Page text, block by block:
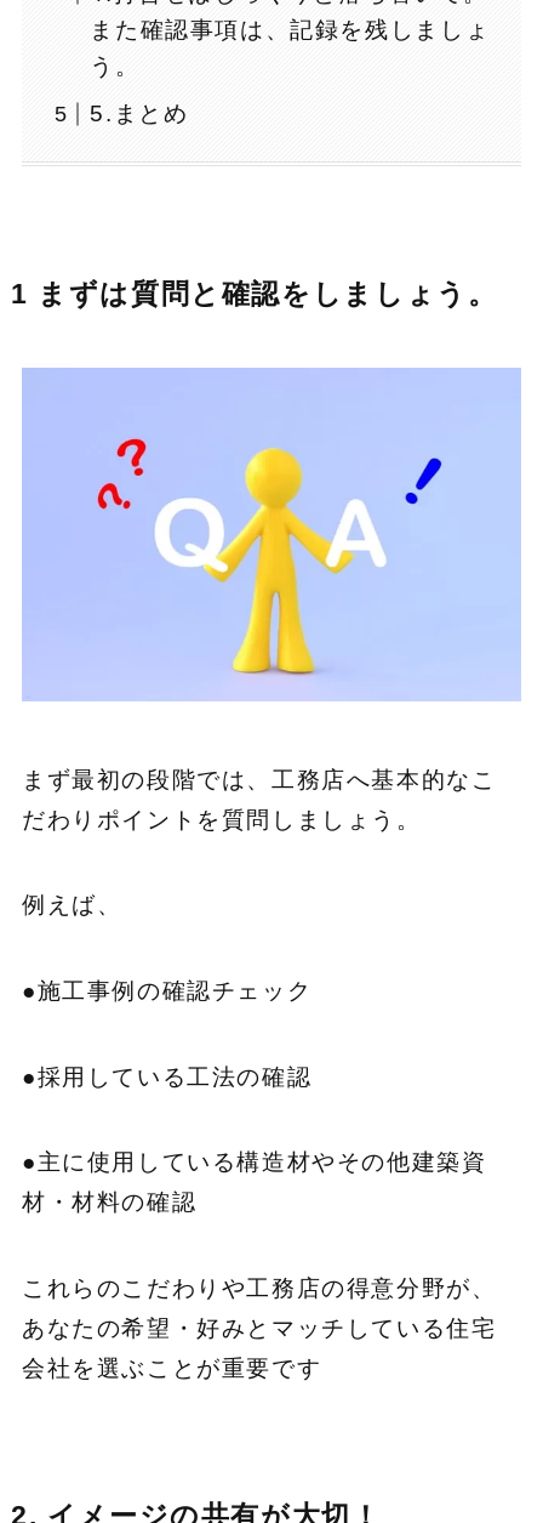
また確認事項は、記録を残しましょ
う。
5.まとめ
1 まずは質問と確認をしましょう。
まず最初の段階では、工務店へ基本的なこ
だわりポイントを質問しましょう。
例えば、
●施工事例の確認チェック
●採用している工法の確認
●主に使用している構造材やその他建築資
材・材料の確認
これらのこだわりや工務店の得意分野が、
あなたの希望・好みとマッチしている住宅
会社を選ぶことが重要です
2. イメージの共有が大切！